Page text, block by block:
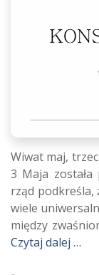
Wiwat maj,
3 Maja
rząd podkreśla,
wiele
między
Czytaj dalej …